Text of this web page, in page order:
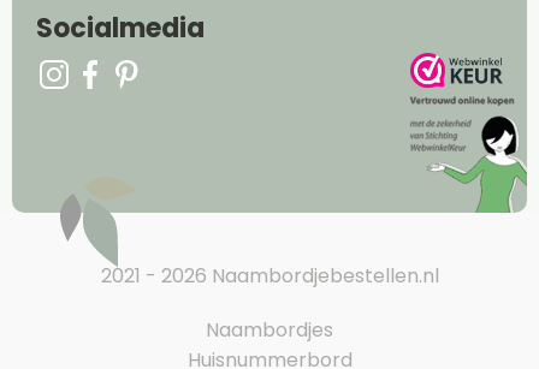
Socialmedia
2021 - 2026 Naambordjebestellen.nl
Naambordjes
Huisnummerbord